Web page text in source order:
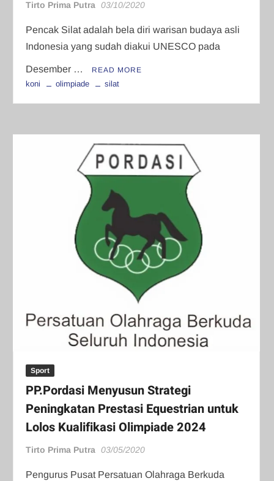
Tirto Prima Putra 03/10/2020
Pencak Silat adalah bela diri warisan budaya asli
Indonesia yang sudah diakui UNESCO pada
Desember … READ MORE
koni olimpiade silat
Sport
PP.Pordasi Menyusun Strategi
Peningkatan Prestasi Equestrian untuk
Lolos Kualifikasi Olimpiade 2024
Tirto Prima Putra 03/05/2020
Pengurus Pusat Persatuan Olahraga Berkuda